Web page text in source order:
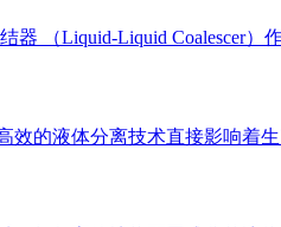
（Liquid-Liquid Coalescer
的液体分离技术直接影响着